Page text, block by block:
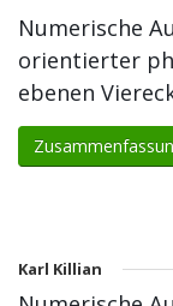
Numerische
orientierter
ebenen
Karl Killian